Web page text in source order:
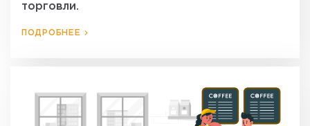
торговли.
ПОДРОБНЕЕ